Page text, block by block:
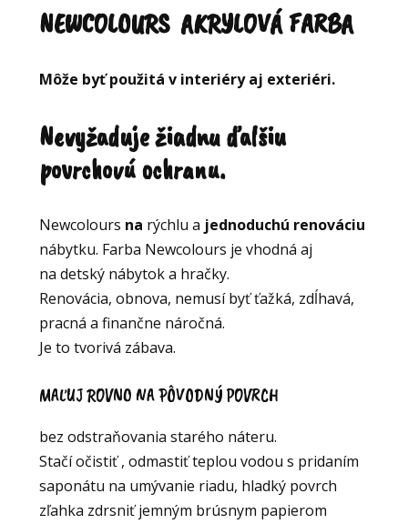
NEWCOLOURS AKRYLOVÁ FARBA
Môže byť použitá v interiéry aj exteriéri.
Nevyžaduje žiadnu ďalšiu
povrchovú ochranu.
Newcolours na rýchlu a jednoduchú renováciu
nábytku. Farba Newcolours je vhodná aj
na detský nábytok a hračky.
Renovácia, obnova, nemusí byť ťažká, zdĺhavá,
pracná a finančne náročná.
Je to tvorivá zábava.
MAĽUJ ROVNO NA PÔVODNÝ POVRCH
bez odstraňovania starého náteru.
Stačí očistiť , odmastiť teplou vodou s pridaním
saponátu na umývanie riadu, hladký povrch
zľahka zdrsniť jemným brúsnym papierom